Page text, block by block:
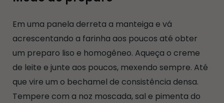
Em uma panela derreta a manteiga e vá
acrescentando a farinha aos poucos até obter
um preparo liso e homogêneo. Aqueça o creme
de leite e junte aos poucos, mexendo sempre. Até
que vire um o bechamel de consistência densa.
Tempere com a noz moscada, sal e pimenta do